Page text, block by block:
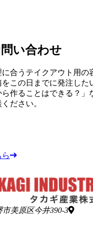
い合わせ
に合うテイクアウト用の
をこの日までに発注した
ら作ることはできる？」
ださい。
市美原区今井390-3